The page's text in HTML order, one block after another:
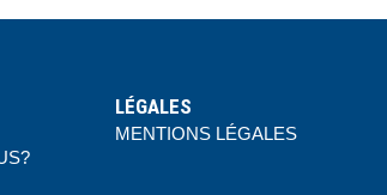
LÉGALES
MENTIONS LÉGALES